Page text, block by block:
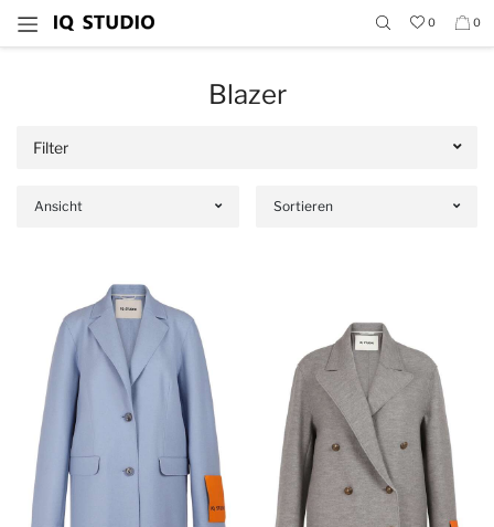
0 0
Blazer
Filter
Ansicht Sortieren